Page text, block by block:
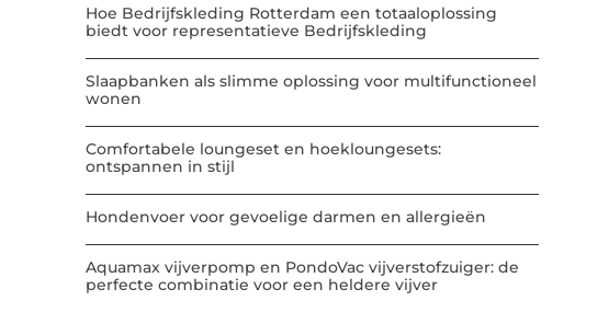
Hoe Bedrijfskleding Rotterdam een totaaloplossing
biedt voor representatieve Bedrijfskleding
Slaapbanken als slimme oplossing voor multifunctioneel
wonen
Comfortabele loungeset en hoekloungesets:
ontspannen in stijl
Hondenvoer voor gevoelige darmen en allergieën
Aquamax vijverpomp en PondoVac vijverstofzuiger: de
perfecte combinatie voor een heldere vijver